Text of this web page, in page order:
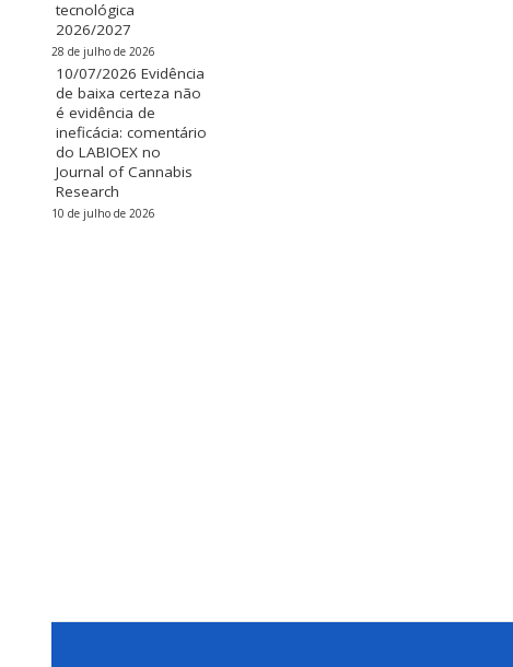
tecnológica
2026/2027
28 de julho de 2026
10/07/2026 Evidência
de baixa certeza não
é evidência de
ineficácia: comentário
do LABIOEX no
Journal of Cannabis
Research
10 de julho de 2026